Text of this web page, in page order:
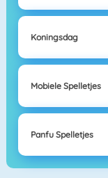
Koningsdag
Mobiele Spelletjes
Panfu Spelletjes